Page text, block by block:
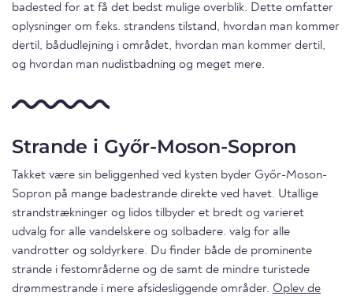
badested for at få det bedst mulige overblik. Dette omfatter
oplysninger om f.eks. strandens tilstand, hvordan man kommer
dertil, bådudlejning i området, hvordan man kommer dertil,
og hvordan man nudistbadning og meget mere.
Strande i Győr-Moson-Sopron
Takket være sin beliggenhed ved kysten byder Győr-Moson-
Sopron på mange badestrande direkte ved havet. Utallige
strandstrækninger og lidos tilbyder et bredt og varieret
udvalg for alle vandelskere og solbadere. valg for alle
vandrotter og soldyrkere. Du finder både de prominente
strande i festområderne og de samt de mindre turistede
drømmestrande i mere afsidesliggende områder. Oplev de